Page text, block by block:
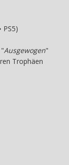
PS5)
Ausgewogen"
Trophäen